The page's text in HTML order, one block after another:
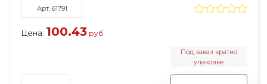
Арт. 61791
Цена: 100.43 руб
Под заказ кратно
упаковке